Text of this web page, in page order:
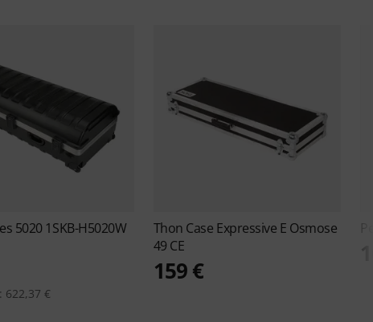
5020 1SKB-H5020W
622,37 €
Thon Case Expressive E Osmose
49 CE
159 €